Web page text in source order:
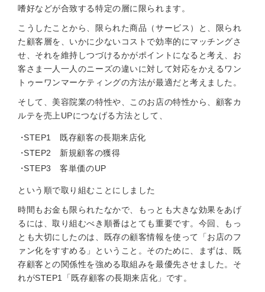
嗜好などが合致する特定の層に限られます。
こうしたことから、限られた商品（サービス）と、限られ
た顧客層を、いかに少ないコストで効率的にマッチングさ
せ、それを維持しつづけるかがポイントになると考え、お
客さま一人一人のニーズの違いに対して対応をかえるワン
トゥーワンマーケティングの方法が最適だと考えました。
そして、美容院業の特性や、このお店の特性から、顧客カ
ルテを売上UPにつなげる方法として、
STEP1 既存顧客の長期来店化
STEP2 新規顧客の獲得
STEP3 客単価のUP
という順で取り組むことにしました
時間もお金も限られたなかで、もっとも大きな効果をあげ
るには、取り組むべき順番はとても重要です。今回、もっ
とも大切にしたのは、既存の顧客情報を使って「お店のフ
ァン化をすすめる」ということ。そのために、まずは、既
存顧客との関係性を強める取組みを最優先させました。そ
れがSTEP1「既存顧客の長期来店化」です。